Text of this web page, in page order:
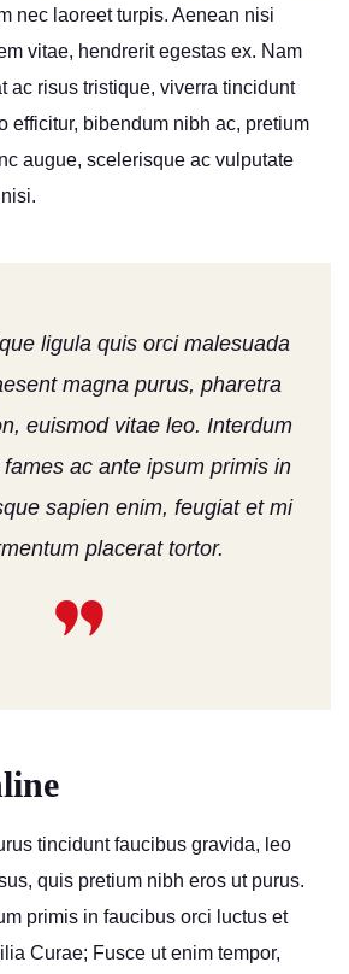
nec laoreet turpis. Aenean nisi
vitae, hendrerit egestas ex. Nam
ac risus tristique, viverra tincidunt
efficitur, bibendum nibh ac, pretium
augue, scelerisque ac vulputate
ligula quis orci malesuada
magna purus, pharetra
euismod vitae leo. Interdum
ac ante ipsum primis in
sapien enim, feugiat et mi
placerat tortor.
tincidunt faucibus gravida, leo
quis pretium nibh eros ut purus.
primis in faucibus orci luctus et
Curae; Fusce ut enim tempor,